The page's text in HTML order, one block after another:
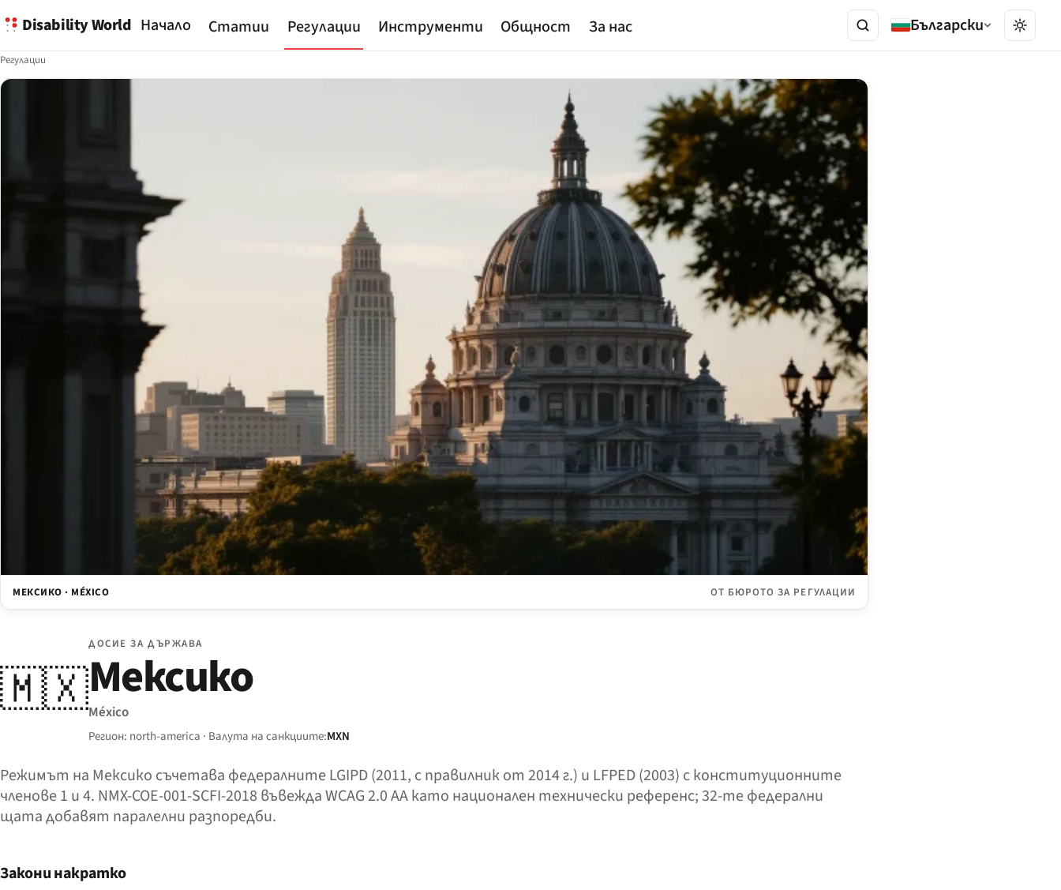
Disability World Начало Статии Регулации Инструменти Общност За нас Български
Регулации
МЕКСИКО · MÉXICO ОТ БЮРОТО ЗА РЕГУЛАЦИИ
🇲🇽
ДОСИЕ ЗА ДЪРЖАВА
Мексико
México
Регион: north-america · Валута на санкциите:MXN
Режимът на Мексико съчетава федералните LGIPD (2011, с правилник от 2014 г.) и LFPED (2003) с конституционните
членове 1 и 4. NMX-COE-001-SCFI-2018 въвежда WCAG 2.0 AA като национален технически референс; 32-те федерални
щата добавят паралелни разпоредби.
Закони накратко